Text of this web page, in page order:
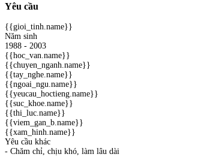
Yêu cầu
{{gioi_tinh.name}}
Năm sinh
1988 - 2003
{{hoc_van.name}}
{{chuyen_nganh.name}}
{{tay_nghe.name}}
{{ngoai_ngu.name}}
{{yeucau_hoctieng.name}}
{{suc_khoe.name}}
{{thi_luc.name}}
{{viem_gan_b.name}}
{{xam_hinh.name}}
Yêu cầu khác
- Chăm chỉ, chịu khó, làm lâu dài